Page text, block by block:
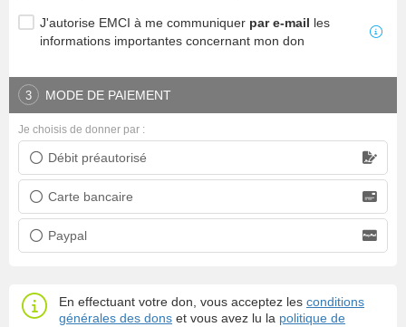
J'autorise EMCI à me communiquer par e-mail les
informations importantes concernant mon don
3 MODE DE PAIEMENT
Débit préautorisé
Prélèvement bancaire
Carte bancaire
Carte bancaire
Paypal
Paypal
Je choisis de donner par :
En effectuant votre don, vous acceptez les conditions
générales des dons et vous avez lu la politique de